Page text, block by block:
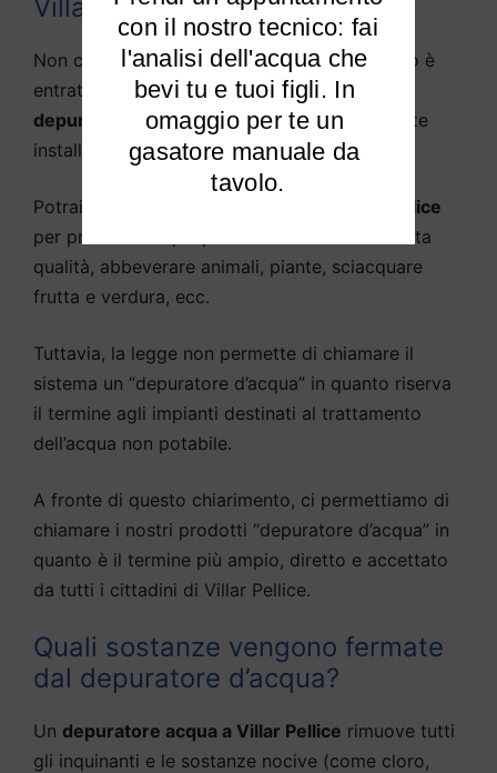
Villar Pellice?
Non c’è in pratica alcuna differenza, in quanto è
entrata nella lingua parlata la definizione di
depuratore d’acquacome sistema solitamente
installato sotto il lavello della cucina.
Potrai
purificare l’acqua potabile di Villar Pellice
per produrre acqua potabile e di cottura di alta
qualità, abbeverare animali, piante, sciacquare
frutta e verdura, ecc.
Tuttavia, la legge non permette di chiamare il
sistema un “depuratore d’acqua” in quanto riserva
il termine agli impianti destinati al trattamento
dell’acqua non potabile.
A fronte di questo chiarimento, ci permettiamo di
chiamare i nostri prodotti “depuratore d’acqua” in
quanto è il termine più ampio, diretto e accettato
da tutti i cittadini di Villar Pellice.
Quali sostanze vengono fermate
dal depuratore d’acqua?
Un depuratore acqua a Villar Pellice rimuove tutti
gli inquinanti e le sostanze nocive (come cloro,
l'analisi dell'acqua che
bevi tu e tuoi figli. In
omaggio per te un
gasatore manuale da
tavolo.